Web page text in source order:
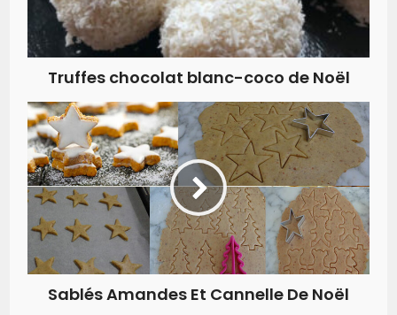
Truffes chocolat blanc-coco de Noël
Sablés Amandes Et Cannelle De Noël